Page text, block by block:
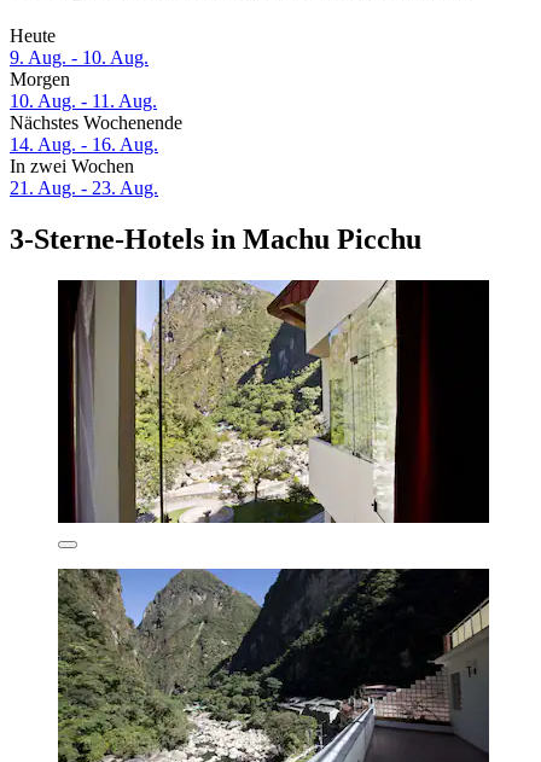
Heute
9. Aug. - 10. Aug.
Morgen
10. Aug. - 11. Aug.
Nächstes Wochenende
14. Aug. - 16. Aug.
In zwei Wochen
21. Aug. - 23. Aug.
3-Sterne-Hotels in Machu Picchu